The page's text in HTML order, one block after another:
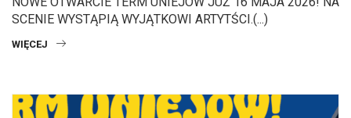
SCENIE WYSTĄPIĄ WYJĄTKOWI ARTYTŚCI.(...)
WIĘCEJ